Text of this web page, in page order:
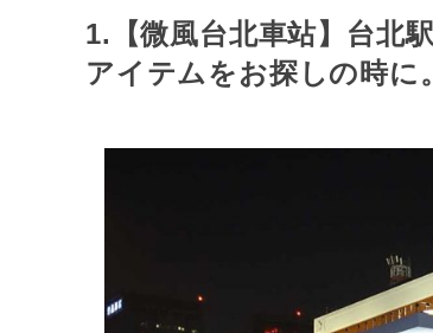
1.【微風台北車站】台北
アイテムをお探しの時に。